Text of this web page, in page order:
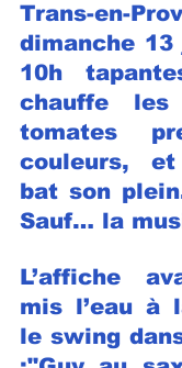
Trans-en-
dimanche
10h
chauffe
tomates
couleurs,
bat son
Sauf… la
L’affiche
mis l’eau à
le swing